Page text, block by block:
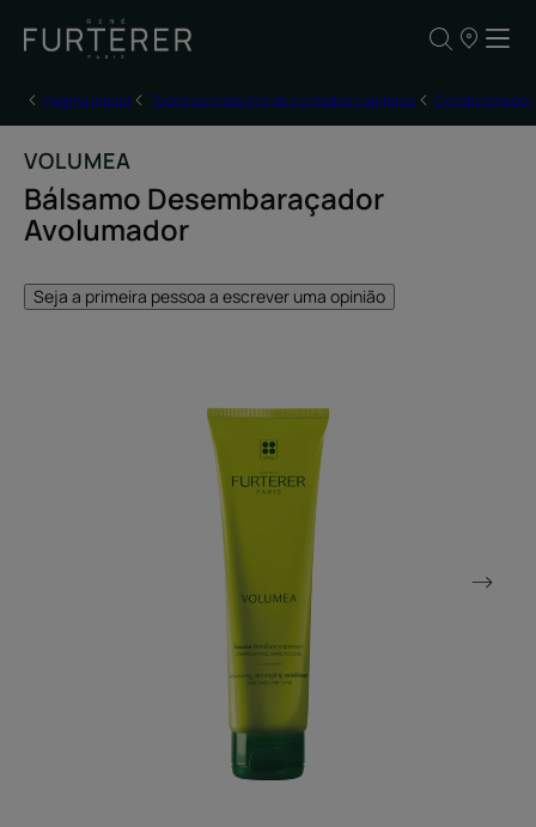
OS
DE
VENDA
Página inicial Todos os produtos de cuidados capilares Condicionador
VOLUMEA
Bálsamo Desembaraçador
Avolumador
Seja a primeira pessoa a escrever uma opinião